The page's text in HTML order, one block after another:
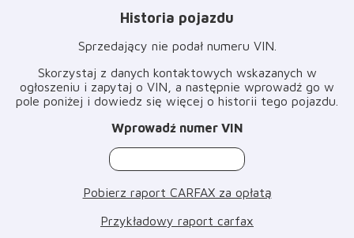
Historia pojazdu
Sprzedający nie podał numeru VIN
Skorzystaj z danych kontaktowych wskazanych w
ogłoszeniu i zapytaj o VIN, a następnie wprowadź go w
pole poniżej i dowiedz się więcej o historii tego pojazdu
Wprowadź numer VIN
Pobierz raport CARFAX za opłatą
Przykładowy raport carfax